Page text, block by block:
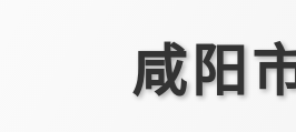
咸阳